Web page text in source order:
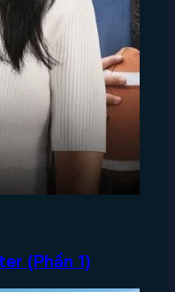
(Phần 1)